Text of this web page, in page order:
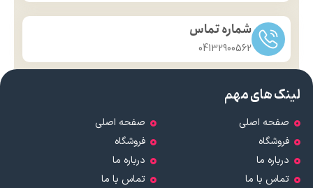
شماره تماس
04132900562
لینک های مهم
صفحه اصلی
فروشگاه
درباره ما
تماس با ما
صفحه اصلی
فروشگاه
درباره ما
تماس با ما